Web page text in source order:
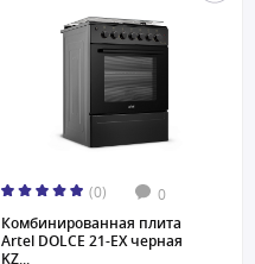
(0) 0
Комбинированная плита
Artel DOLCE 21-EX черная
KZ...